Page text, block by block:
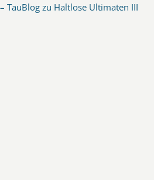
TauBlog zu Haltlose Ultimaten III